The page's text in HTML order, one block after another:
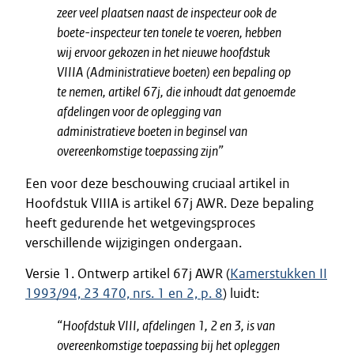
zeer veel plaatsen naast de inspecteur ook de
boete-inspecteur ten tonele te voeren, hebben
wij ervoor gekozen in het nieuwe hoofdstuk
VIIIA (Administratieve boeten) een bepaling op
te nemen, artikel 67j, die inhoudt dat genoemde
afdelingen voor de oplegging van
administratieve boeten in beginsel van
overeenkomstige toepassing zijn”
Een voor deze beschouwing cruciaal artikel in
Hoofdstuk VIIIA is artikel 67j AWR. Deze bepaling
heeft gedurende het wetgevingsproces
verschillende wijzigingen ondergaan.
Versie 1. Ontwerp artikel 67j AWR (Kamerstukken II
1993/94, 23 470, nrs. 1 en 2, p. 8) luidt:
“Hoofdstuk VIII, afdelingen 1, 2 en 3, is van
overeenkomstige toepassing bij het opleggen